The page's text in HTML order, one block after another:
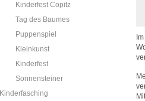
Kinderfest Copitz
Tag des Baumes
Puppenspiel
Kleinkunst
Kinderfest
Sonnensteiner
Kinderfasching